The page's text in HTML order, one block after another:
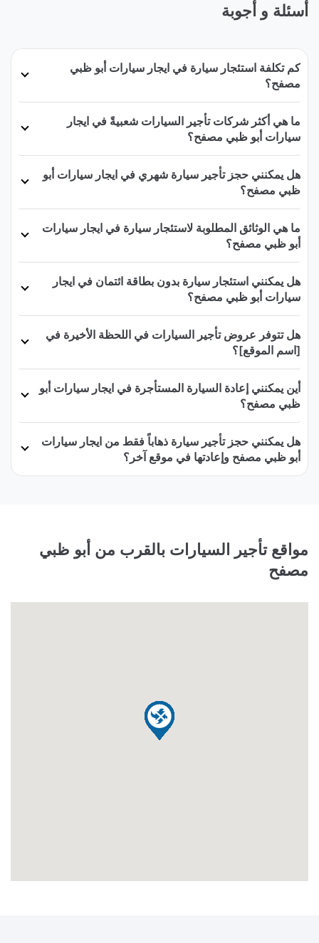
أسئلة و أجوبة
كم تكلفة استئجار سيارة في ايجار سيارات أبو ظبي
مصفح؟
ما هي أكثر شركات تأجير السيارات شعبيةً في ايجار
سيارات أبو ظبي مصفح؟
هل يمكنني حجز تأجير سيارة شهري في ايجار سيارات أبو
ظبي مصفح؟
ما هي الوثائق المطلوبة لاستئجار سيارة في ايجار سيارات
أبو ظبي مصفح؟
هل يمكنني استئجار سيارة بدون بطاقة ائتمان في ايجار
سيارات أبو ظبي مصفح؟
هل تتوفر عروض تأجير السيارات في اللحظة الأخيرة في
[اسم الموقع]؟
أين يمكنني إعادة السيارة المستأجرة في ايجار سيارات أبو
ظبي مصفح؟
هل يمكنني حجز تأجير سيارة ذهاباً فقط من ايجار سيارات
أبو ظبي مصفح وإعادتها في موقع آخر؟
مواقع تأجير السيارات بالقرب من أبو ظبي
مصفح